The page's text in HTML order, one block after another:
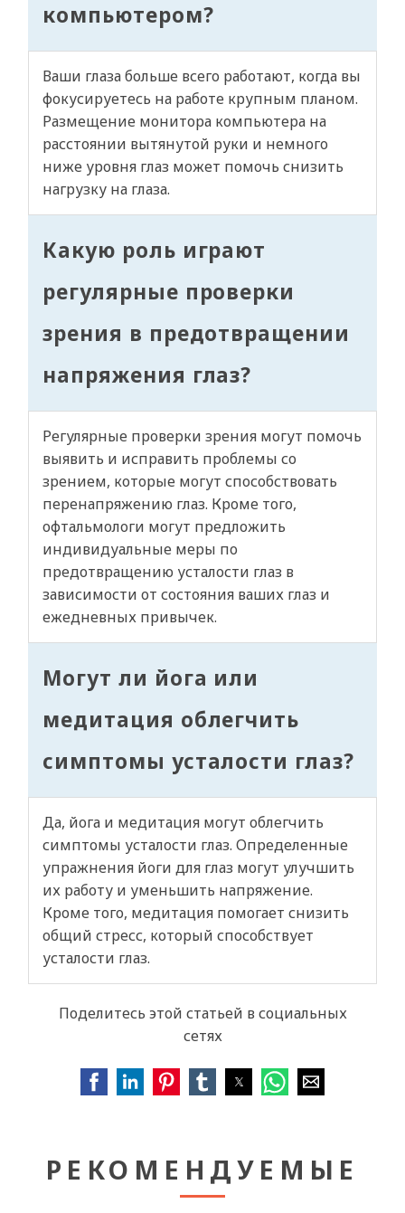
компьютером?
Ваши глаза больше всего работают, когда вы
фокусируетесь на работе крупным планом.
Размещение монитора компьютера на
расстоянии вытянутой руки и немного
ниже уровня глаз может помочь снизить
нагрузку на глаза.
Какую роль играют
регулярные проверки
зрения в предотвращении
напряжения глаз?
Регулярные проверки зрения могут помочь
выявить и исправить проблемы со
зрением, которые могут способствовать
перенапряжению глаз. Кроме того,
офтальмологи могут предложить
индивидуальные меры по
предотвращению усталости глаз в
зависимости от состояния ваших глаз и
ежедневных привычек.
Могут ли йога или
медитация облегчить
симптомы усталости глаз?
Да, йога и медитация могут облегчить
симптомы усталости глаз. Определенные
упражнения йоги для глаз могут улучшить
их работу и уменьшить напряжение.
Кроме того, медитация помогает снизить
общий стресс, который способствует
усталости глаз.
Поделитесь этой статьей в социальных
сетях
РЕКОМЕНДУЕМЫЕ